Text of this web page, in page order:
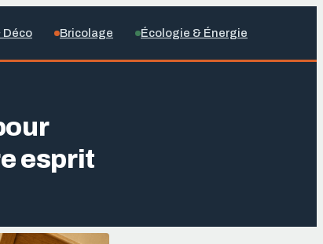
Déco Bricolage Écologie & Énergie
esprit